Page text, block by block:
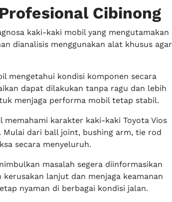
Cibinong
kaki-kaki mobil yang mengutamakan
dianalisis menggunakan alat khusus agar
mengetahui kondisi komponen secara
dapat dilakukan tanpa ragu dan lebih
menjaga performa mobil tetap stabil.
karakter kaki-kaki Toyota Vios
dari ball joint, bushing arm, tie rod
secara menyeluruh.
masalah segera diinformasikan
lanjut dan menjaga keamanan
nyaman di berbagai kondisi jalan.